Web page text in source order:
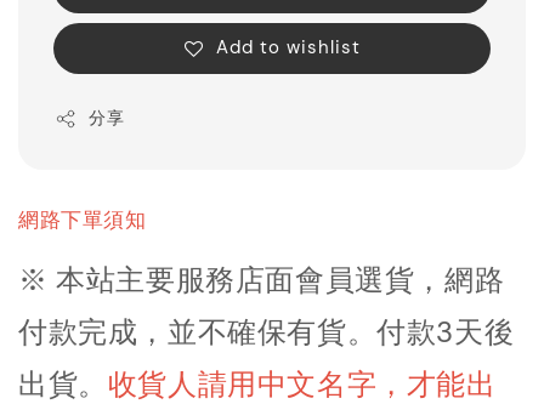
Add to wishlist
分享
網路下單須知
※ 本站主要服務店面會員選貨，網路
付款完成，並不確保有貨。付款3天後
出貨。 收貨人請用中文名字，才能出